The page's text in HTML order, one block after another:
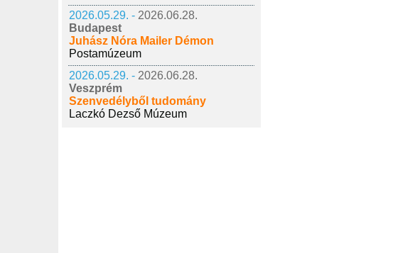
2026.05.29. - 2026.06.28.
Budapest
Juhász Nóra Mailer Démon
Postamúzeum
2026.05.29. - 2026.06.28.
Veszprém
Szenvedélyből tudomány
Laczkó Dezső Múzeum